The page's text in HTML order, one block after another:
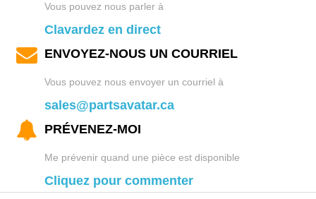
Vous pouvez nous parler à
Clavardez en direct
ENVOYEZ-NOUS UN COURRIEL
Vous pouvez nous envoyer un courriel à
sales@partsavatar.ca
PRÉVENEZ-MOI
Me prévenir quand une pièce est disponible
Cliquez pour commenter